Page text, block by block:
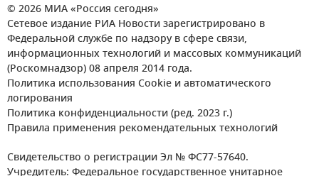
© 2026 МИА «Россия сегодня»
Сетевое издание РИА Новости зарегистрировано в
Федеральной службе по надзору в сфере связи,
информационных технологий и массовых коммуникаций
(Роскомнадзор) 08 апреля 2014 года.
Политика использования Cookie и автоматического
логирования
Политика конфиденциальности (ред. 2023 г.)
Правила применения рекомендательных технологий
Свидетельство о регистрации Эл № ФС77-57640.
Учредитель: Федеральное государственное унитарное